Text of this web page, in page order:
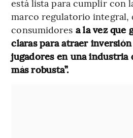
está lista para cumplir con
marco regulatorio integral,
consumidores a la vez que
claras para atraer
jugadores en una industria
más robusta”.